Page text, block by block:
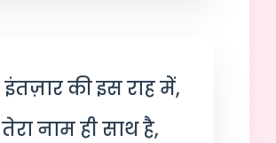
इंतज़ार की इस राह में,
तेरा नाम ही साथ है,